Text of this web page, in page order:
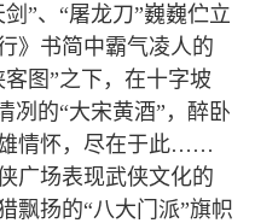
”、“屠龙刀”巍巍伫立
》书简中霸气凌人的
图”之下，在十字坡
冽的“大宋黄酒”，醉卧
情怀，尽在于此……
广场表现武侠文化的
飘扬的“八大门派”旗帜